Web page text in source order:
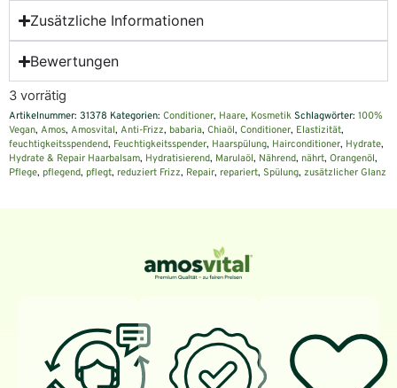
Zusätzliche Informationen
Bewertungen
3 vorrätig
Artikelnummer: 31378 Kategorien: Conditioner, Haare, Kosmetik Schlagwörter: 100%
Vegan, Amos, Amosvital, Anti-Frizz, babaria, Chiaöl, Conditioner, Elastizität,
feuchtigkeitsspendend, Feuchtigkeitsspender, Haarspülung, Hairconditioner, Hydrate,
Hydrate & Repair Haarbalsam, Hydratisierend, Marulaöl, Nährend, nährt, Orangenöl,
Pflege, pflegend, pflegt, reduziert Frizz, Repair, repariert, Spülung, zusätzlicher Glanz